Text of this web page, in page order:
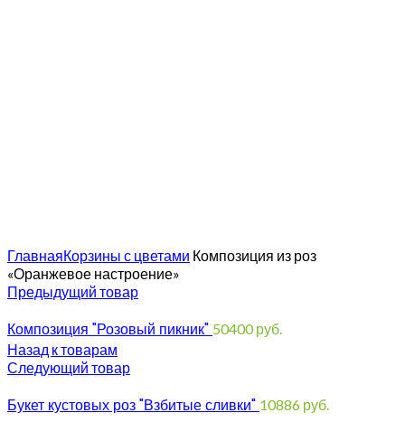
ГлавнаяКорзины с цветами Композиция из роз
«Оранжевое настроение»
Предыдущий товар
Композиция "Розовый пикник" 50400руб.
Назад к товарам
Следующий товар
Букет кустовых роз "Взбитые сливки" 10886 руб.